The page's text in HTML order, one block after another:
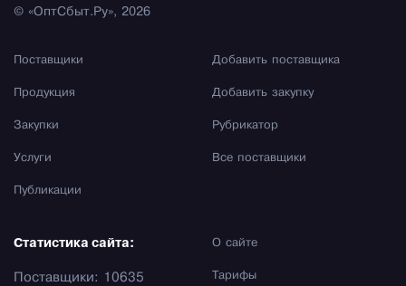
© «ОптСбыт.Ру», 2026
Поставщики
Продукция
Закупки
Услуги
Публикации
Добавить поставщика
Добавить закупку
Рубрикатор
Все поставщики
О сайте
Тарифы
Статистика сайта:
Поставщики: 10635